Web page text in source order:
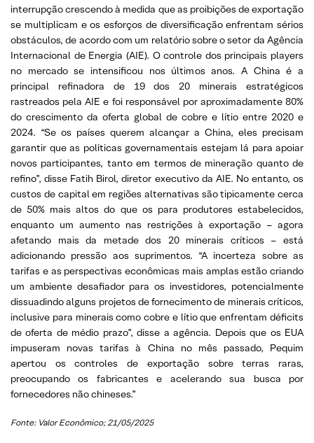
interrupção crescendo à medida que as proibições de exportação
se multiplicam e os esforços de diversificação enfrentam sérios
obstáculos, de acordo com um relatório sobre o setor da Agência
Internacional de Energia (AIE). O controle dos principais players
no mercado se intensificou nos últimos anos. A China é a
principal refinadora de 19 dos 20 minerais estratégicos
rastreados pela AIE e foi responsável por aproximadamente 80%
do crescimento da oferta global de cobre e lítio entre 2020 e
2024. “Se os países querem alcançar a China, eles precisam
garantir que as políticas governamentais estejam lá para apoiar
novos participantes, tanto em termos de mineração quanto de
refino”, disse Fatih Birol, diretor executivo da AIE. No entanto, os
custos de capital em regiões alternativas são tipicamente cerca
de 50% mais altos do que os para produtores estabelecidos,
enquanto um aumento nas restrições à exportação – agora
afetando mais da metade dos 20 minerais críticos – está
adicionando pressão aos suprimentos. “A incerteza sobre as
tarifas e as perspectivas econômicas mais amplas estão criando
um ambiente desafiador para os investidores, potencialmente
dissuadindo alguns projetos de fornecimento de minerais críticos,
inclusive para minerais como cobre e lítio que enfrentam déficits
de oferta de médio prazo”, disse a agência. Depois que os EUA
impuseram novas tarifas à China no mês passado, Pequim
apertou os controles de exportação sobre terras raras,
preocupando os fabricantes e acelerando sua busca por
fornecedores não chineses.”
Fonte: Valor Econômico; 21/05/2025